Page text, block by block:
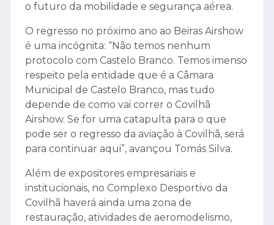
o futuro da mobilidade e segurança aérea.
O regresso no próximo ano ao Beiras Airshow
é uma incógnita: “Não temos nenhum
protocolo com Castelo Branco. Temos imenso
respeito pela entidade que é a Câmara
Municipal de Castelo Branco, mas tudo
depende de como vai correr o Covilhã
Airshow. Se for uma catapulta para o que
pode ser o regresso da aviação à Covilhã, será
para continuar aqui”, avançou Tomás Silva.
Além de expositores empresariais e
institucionais, no Complexo Desportivo da
Covilhã haverá ainda uma zona de
restauração, atividades de aeromodelismo,